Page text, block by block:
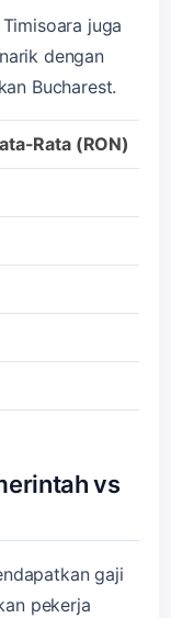
juga
dengan
Bucharest.
Rata (RON)
vs
gaji
pekerja